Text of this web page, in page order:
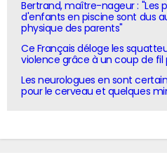
Bertrand, maître-nageur : "Les
d'enfants en piscine sont dus
physique des parents"
Ce Français déloge les
violence grâce à un coup de
Les neurologues en sont
pour le cerveau et quelques